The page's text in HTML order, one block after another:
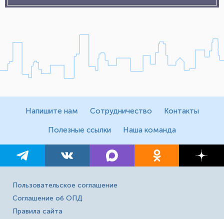
Напишите нам Сотрудничество Контакты
Полезные ссылки Наша команда
Пользовательское соглашение
Соглашение об ОПД
Правила сайта